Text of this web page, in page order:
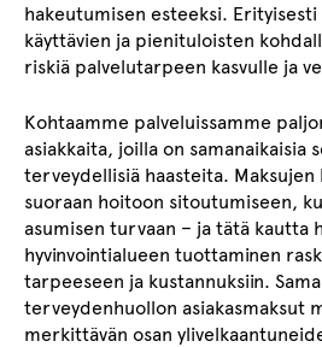
hakeutumisen esteeksi.
käyttävien ja pienituloisten
riskiä palvelutarpeen kasvulle ja
Kohtaamme palveluissamme
asiakkaita, joilla on samanaikaisia
terveydellisiä haasteita. Maksujen
suoraan hoitoon sitoutumiseen,
asumisen turvaan – ja tätä kautta
hyvinvointialueen tuottaminen
tarpeeseen ja kustannuksiin.
terveydenhuollon asiakasmaksut
merkittävän osan